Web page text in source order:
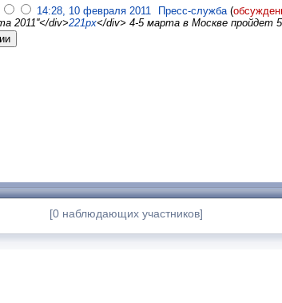
14:28, 10 февраля 2011 Пресс-служба (
2011''</div>221px</div> 4-5 марта в Москве пройдет
[0 наблюдающих участников]